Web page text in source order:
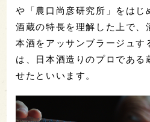
や「農口尚彦研究所」をはじ
酒蔵の特長を理解した上で、
本酒をアッサンブラージュす
は、日本酒造りのプロである
せたといいます。